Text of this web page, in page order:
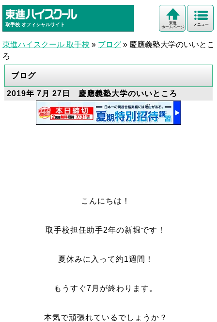
取手校 オフィシャルサイト メニュー
東進
ホームページ
東進ハイスクール 取手校 » ブログ » 慶應義塾大学のいいとこ
ろ
ブログ
2019年 7月 27日 慶應義塾大学のいいところ
こんにちは！
取手校担任助手2年の新堀です！
夏休みに入って約1週間！
もうすぐ7月が終わります。
本気で頑張れているでしょうか？